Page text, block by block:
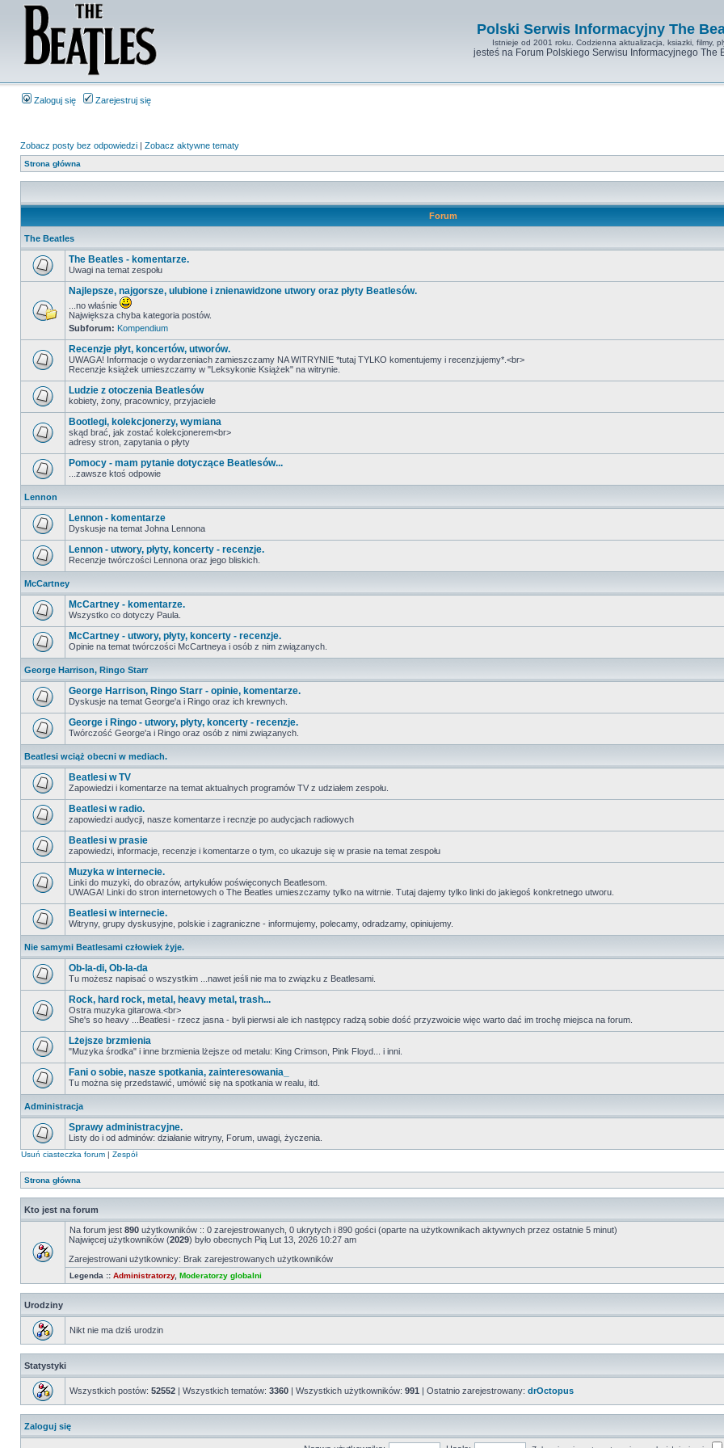
Polski Serwis Informacyjny The
Istnieje od 2001 roku. Codzienna aktualizacja, ksiazki, filmy,
jesteś na Forum Polskiego Serwisu Informacyjnego The
Zaloguj się Zarejestruj się
Zobacz posty bez odpowiedzi | Zobacz aktywne tematy
Strona główna
Forum
The Beatles
The Beatles - komentarze.
Uwagi na temat zespołu
Najlepsze, najgorsze, ulubione i znienawidzone utwory oraz płyty Beatlesów.
...no właśnie
Największa chyba kategoria postów.
Subforum: Kompendium
Recenzje płyt, koncertów, utworów.
UWAGA! Informacje o wydarzeniach zamieszczamy NA WITRYNIE *tutaj TYLKO komentujemy i recenzjujemy*.<br>
Recenzje książek umieszczamy w "Leksykonie Książek" na witrynie.
Ludzie z otoczenia Beatlesów
kobiety, żony, pracownicy, przyjaciele
Bootlegi, kolekcjonerzy, wymiana
skąd brać, jak zostać kolekcjonerem<br>
adresy stron, zapytania o płyty
Pomocy - mam pytanie dotyczące Beatlesów...
...zawsze ktoś odpowie
Lennon
Lennon - komentarze
Dyskusje na temat Johna Lennona
Lennon - utwory, płyty, koncerty - recenzje.
Recenzje twórczości Lennona oraz jego bliskich.
McCartney
McCartney - komentarze.
Wszystko co dotyczy Paula.
McCartney - utwory, płyty, koncerty - recenzje.
Opinie na temat twórczości McCartneya i osób z nim związanych.
George Harrison, Ringo Starr
George Harrison, Ringo Starr - opinie, komentarze.
Dyskusje na temat George'a i Ringo oraz ich krewnych.
George i Ringo - utwory, płyty, koncerty - recenzje.
Twórczość George'a i Ringo oraz osób z nimi związanych.
Beatlesi wciąż obecni w mediach.
Beatlesi w TV
Zapowiedzi i komentarze na temat aktualnych programów TV z udziałem zespołu.
Beatlesi w radio.
zapowiedzi audycji, nasze komentarze i recnzje po audycjach radiowych
Beatlesi w prasie
zapowiedzi, informacje, recenzje i komentarze o tym, co ukazuje się w prasie na temat zespołu
Muzyka w internecie.
Linki do muzyki, do obrazów, artykułów poświęconych Beatlesom.
UWAGA! Linki do stron internetowych o The Beatles umieszczamy tylko na witrnie. Tutaj dajemy tylko linki do jakiegoś konkretnego utworu.
Beatlesi w internecie.
Witryny, grupy dyskusyjne, polskie i zagraniczne - informujemy, polecamy, odradzamy, opiniujemy.
Nie samymi Beatlesami człowiek żyje.
Ob-la-di, Ob-la-da
Tu możesz napisać o wszystkim ...nawet jeśli nie ma to związku z Beatlesami.
Rock, hard rock, metal, heavy metal, trash...
Ostra muzyka gitarowa.<br>
She's so heavy ...Beatlesi - rzecz jasna - byli pierwsi ale ich następcy radzą sobie dość przyzwoicie więc warto dać im trochę miejsca na forum.
Lżejsze brzmienia
"Muzyka środka" i inne brzmienia lżejsze od metalu: King Crimson, Pink Floyd... i inni.
Fani o sobie, nasze spotkania, zainteresowania_
Tu można się przedstawić, umówić się na spotkania w realu, itd.
Administracja
Sprawy administracyjne.
Listy do i od adminów: działanie witryny, Forum, uwagi, życzenia.
Usuń ciasteczka forum | Zespół
Strona główna
Kto jest na forum
Na forum jest 890 użytkowników :: 0 zarejestrowanych, 0 ukrytych i 890 gości (oparte na użytkownikach aktywnych przez ostatnie 5 minut)
Najwięcej użytkowników (2029) było obecnych Pią Lut 13, 2026 10:27 am
Zarejestrowani użytkownicy: Brak zarejestrowanych użytkowników
Legenda :: Administratorzy, Moderatorzy globalni
Urodziny
Nikt nie ma dziś urodzin
Statystyki
Wszystkich postów: 52552 | Wszystkich tematów: 3360 | Wszystkich użytkowników: 991 | Ostatnio zarejestrowany: drOctopus
Zaloguj się